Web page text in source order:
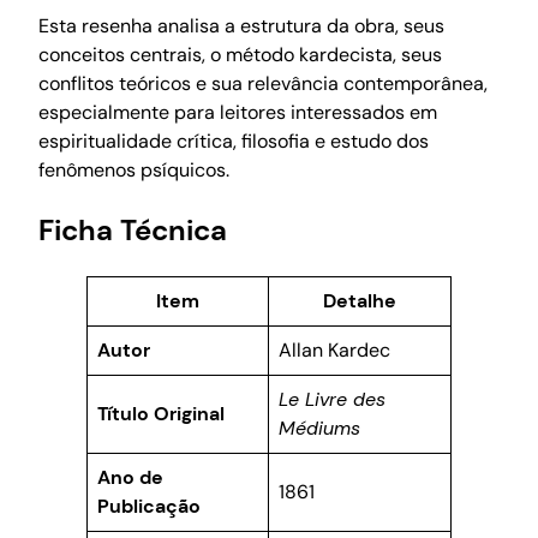
Esta resenha analisa a estrutura da obra, seus
conceitos centrais, o método kardecista, seus
conflitos teóricos e sua relevância contemporânea,
especialmente para leitores interessados em
espiritualidade crítica, filosofia e estudo dos
fenômenos psíquicos.
Ficha Técnica
Item
Detalhe
Autor
Allan Kardec
Título Original
Le Livre des
Médiums
Ano de
Publicação
1861